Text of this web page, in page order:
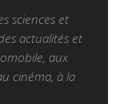
sciences et
actualités et
aux
cinéma, à la